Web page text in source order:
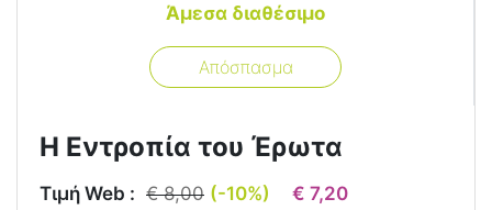
Άμεσα διαθέσιμο
Απόσπασμα
Η Εντροπία του Έρωτα
Τιμή Web : € 8,00 (-10%) € 7,20